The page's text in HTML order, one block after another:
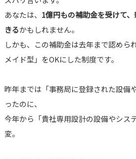
あなたは、 1億円もの補助金を受けて
きるかもしれません。
しかも、この補助金は去年まで認めら
メイド型」をOKにした制度です。
昨年までは「事務局に登録された設備
ったのに、
今年から「貴社専用設計の設備やシス
変。